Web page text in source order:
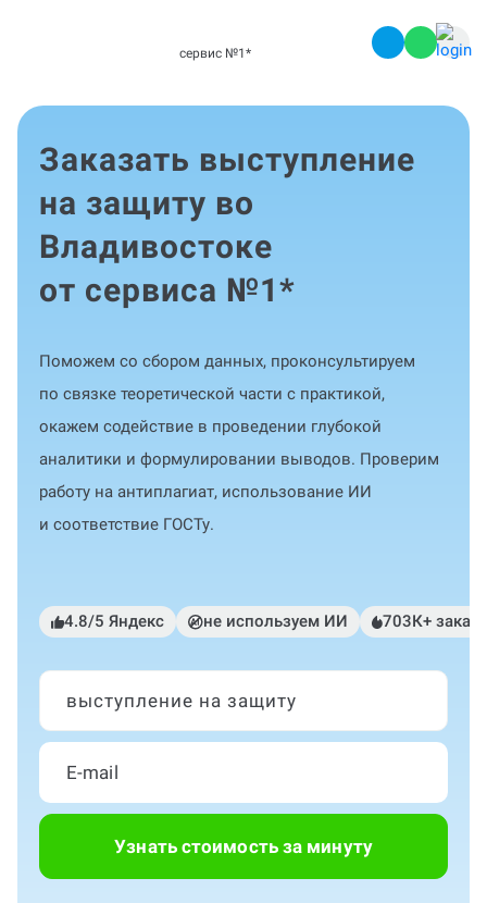
сервис №1 *
Заказать выступление
на защиту во
Владивостоке
от сервиса №1*
Поможем со сбором данных, проконсультируем
по связке теоретической части с практикой,
окажем содействие в проведении глубокой
аналитики и формулировании выводов. Проверим
работу на антиплагиат, использование ИИ
и соответствие ГОСТу.
4.8/5 Яндекс не используем ИИ 703К+
выступление на защиту
Узнать стоимость за минуту